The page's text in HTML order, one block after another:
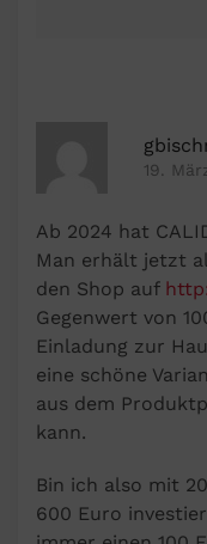
19.
Ab 2024 hat
Man erhält jetzt
den Shop auf
Gegenwert von
Einladung zur
eine schöne
aus dem
kann.
Bin ich also mit
600 Euro